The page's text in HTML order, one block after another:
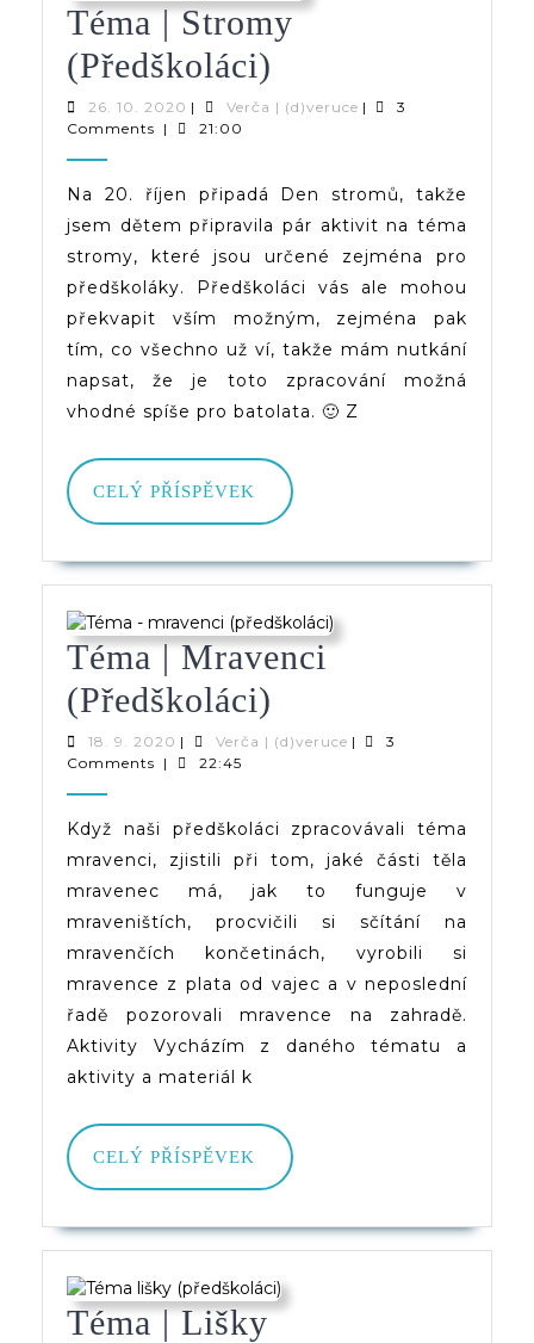
Téma | Stromy
(předškoláci)
|
(předškoláci)
26. 10. 2020 26.
10.
| Verča | (d)veruceVerča
|
3
Comments | 21:00
Na 20. říjen připadá Den stromů, takže
jsem dětem připravila pár aktivit na téma
stromy, které jsou určené zejména pro
předškoláky. Předškoláci vás ale mohou
překvapit vším možným, zejména pak
tím, co všechno už ví, takže mám nutkání
napsat, že je toto zpracování možná
vhodné spíše pro batolata. 🙂 Z
CELÝ PŘÍSPĚVEK
CELÝ
PŘÍSPĚVEK
Téma | Mravenci
(předškoláci)
|
(předškoláci)
18. 9. 2020 18.
9.
| Verča | (d)veruceVerča
|
3
Comments | 22:45
Když naši předškoláci zpracovávali téma
mravenci, zjistili při tom, jaké části těla
mravenec má, jak to funguje v
mraveništích, procvičili si sčítání na
mravenčích končetinách, vyrobili si
mravence z plata od vajec a v neposlední
řadě pozorovali mravence na zahradě.
Aktivity Vycházím z daného tématu a
aktivity a materiál k
CELÝ PŘÍSPĚVEK
CELÝ
PŘÍSPĚVEK
Téma | Lišky